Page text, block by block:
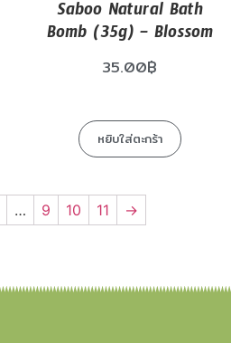
Saboo Natural Bath
Bomb (35g) – Blossom
35.00฿
หยิบใส่ตะกร้า
… 9 10 11 →